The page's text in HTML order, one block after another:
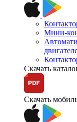
Мини-
Скачать
Скачать